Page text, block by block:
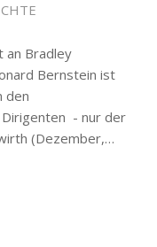
an Bradley
Bernstein ist
den
Dirigenten - nur der
(Dezember,…